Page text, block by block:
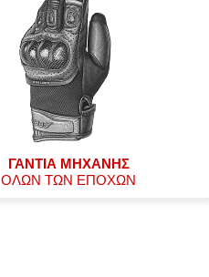
ΓΑΝΤΙΑ ΜΗΧΑΝΗΣ
ΟΛΩΝ ΤΩΝ ΕΠΟΧΩΝ